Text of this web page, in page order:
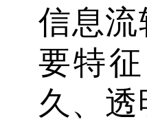
信息
要特
久、